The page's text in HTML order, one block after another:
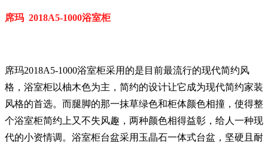
席玛 2018A5-1000浴室柜
席玛2018A5-1000浴室柜采用的是目前最流行的现代简约风
格，浴室柜以柚木色为主，简约的设计让它成为现代简约家装
风格的首选。而腿脚的那一抹草绿色和柜体颜色相撞，使得整
个浴室柜简约上又不失风趣，两种颜色相得益彰，给人一种现
代的小资情调。浴室柜台盆采用玉晶石一体式台盆，坚硬且耐